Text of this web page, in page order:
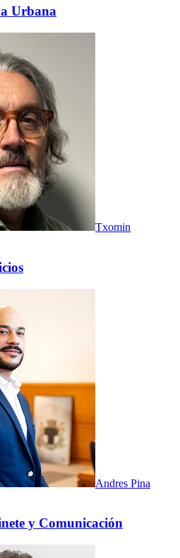
Urbana
Txomin
Andres Pina
y Comunicación